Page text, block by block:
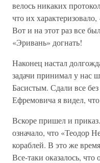
велось никаких
что их
Вот и на этот раз все
«Эривань» догнать!
Наконец настал
задачи принимал у нас
Басистым. Сдали все
Ефремовича я видел,
Вскоре пришел и
означало, что «Теодор
кораблей. В это же
Все-таки оказалось,